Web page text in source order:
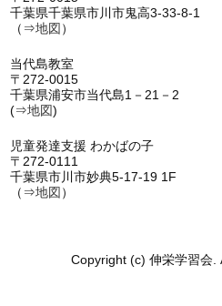
千葉県千葉県市川市鬼高3-33-8-1
（⇒地図 ）
当代島教室
〒272-0015
千葉県浦安市当代島1－21－2
(⇒地図)
児童発達支援 わかばの子
〒272-0111
千葉県市川市妙典5-17-19 1F
（⇒地図 ）
Copyright (c) 伸栄学習会.